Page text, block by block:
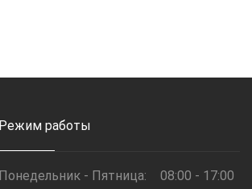
Режим работы
Понедельник - Пятница: 08:00 - 17:00